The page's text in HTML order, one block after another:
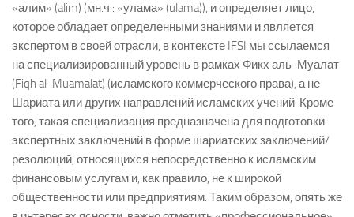
«алим» (alim) (мн.ч.: «улама» (ulama)), и определяет лицо,
которое обладает определенными знаниями и является
экспертом в своей отрасли, в контексте IFSI мы ссылаемся
на специализированный уровень в рамках Фикх аль-Муалат
(Fiqh al-Muamalat) (исламского коммерческого права), а не
Шариата или других направлений исламских учений. Кроме
того, такая специализация предназначена для подготовки
экспертных заключений в форме шариатских заключений/
резолюций, относящихся непосредственно к исламским
финансовым услугам и, как правило, не к широкой
общественности или предприятиям. Таким образом, опять же